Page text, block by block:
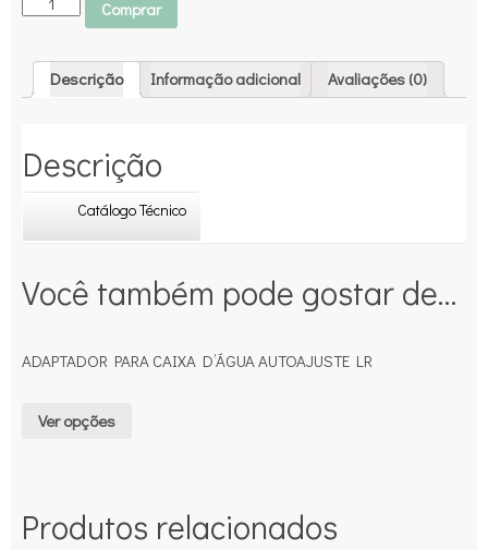
Comprar
Descrição Informação adicional Avaliações (0)
Descrição
Catálogo Técnico
Você também pode gostar de…
ADAPTADOR PARA CAIXA D’ÁGUA AUTOAJUSTE LR
Ver opções
Produtos relacionados